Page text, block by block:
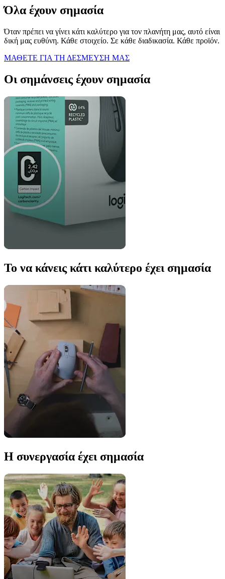
Όλα έχουν σημασία
Όταν πρέπει να γίνει κάτι καλύτερο για τον πλανήτη μας, αυτό είναι
δική μας ευθύνη. Κάθε στοιχείο. Σε κάθε διαδικασία. Κάθε προϊόν.
ΜΑΘΕΤΕ ΓΙΑ ΤΗ ΔΕΣΜΕΥΣΗ ΜΑΣ
Οι σημάνσεις έχουν σημασία
Το να κάνεις κάτι καλύτερο έχει σημασία
Η συνεργασία έχει σημασία